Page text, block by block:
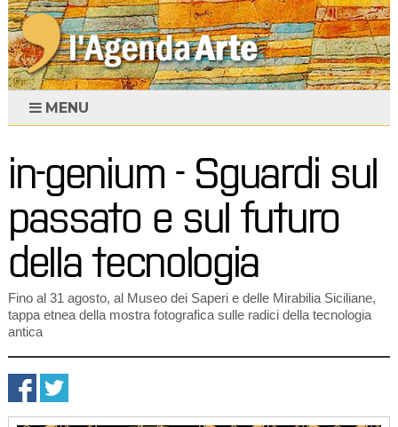
MENU
in-genium - Sguardi sul
passato e sul futuro
della tecnologia
Fino al 31 agosto, al Museo dei Saperi e delle Mirabilia Siciliane,
tappa etnea della mostra fotografica sulle radici della tecnologia
antica